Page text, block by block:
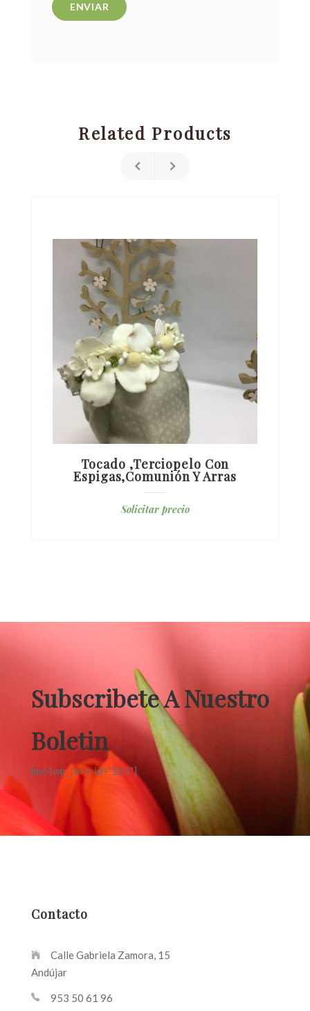
Related Products
Tocado ,terciopelo Con
Espigas,comunión Y Arras
Solicitar precio
Subscribete A Nuestro
Boletin
[mc4wp_form id="185"]
Contacto
Calle Gabriela Zamora, 15
Andújar
953 50 61 96